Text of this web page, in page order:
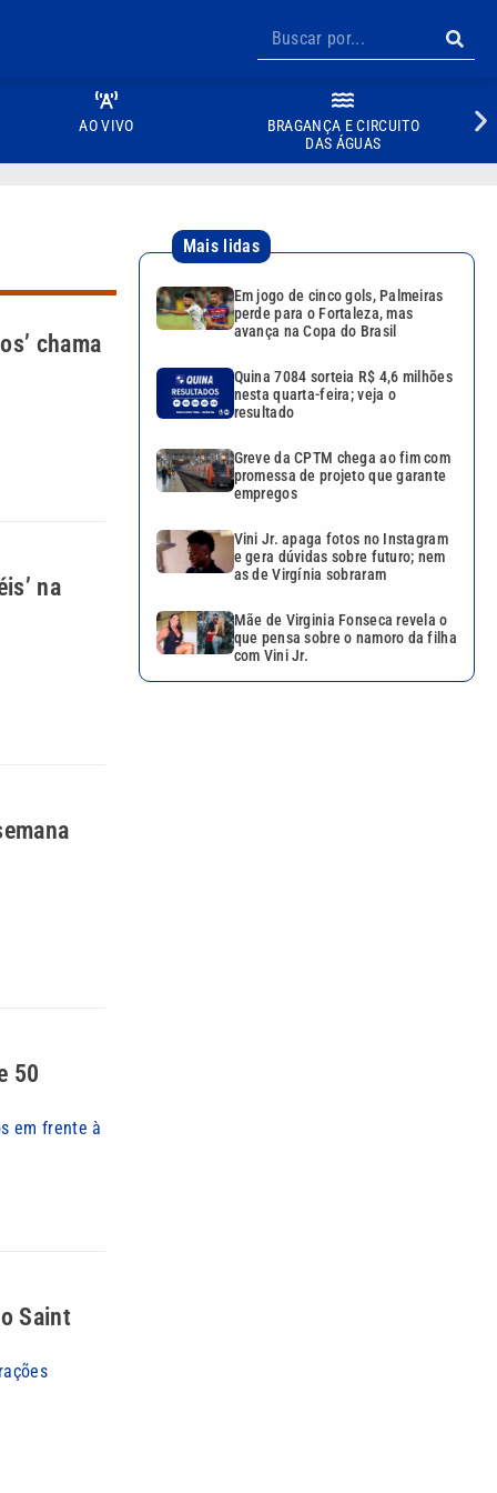
AO VIVO
BRAGANÇA E CIRCUITO
DAS ÁGUAS
chama
na
50
em frente à
Saint
Mais lidas
Em jogo de cinco gols, Palmeiras
perde para o Fortaleza, mas
avança na Copa do Brasil
Quina 7084 sorteia R$ 4,6 milhões
nesta quarta-feira; veja o
resultado
Greve da CPTM chega ao fim com
promessa de projeto que garante
empregos
Vini Jr. apaga fotos no Instagram
e gera dúvidas sobre futuro; nem
as de Virgínia sobraram
Mãe de Virginia Fonseca revela o
que pensa sobre o namoro da filha
com Vini Jr.